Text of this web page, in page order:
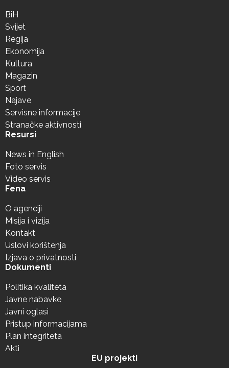
BiH
Svijet
Regija
Ekonomija
Kultura
Magazin
Sport
Najave
Servisne informacije
Stranačke aktivnosti
Resursi
News in English
Foto servis
Video servis
Fena
O agenciji
Misija i vizija
Kontakt
Uslovi korištenja
Izjava o privatnosti
Dokumenti
Politika kvaliteta
Javne nabavke
Javni oglasi
Pristup informacijama
Plan integriteta
Akti
EU projekti